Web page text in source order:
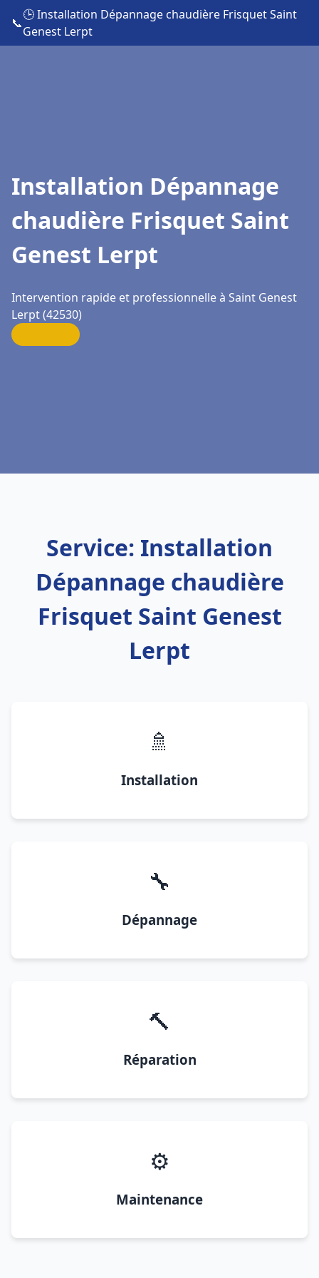
📞
🕒 Installation Dépannage chaudière Frisquet Saint
Genest Lerpt
Installation Dépannage
chaudière Frisquet Saint
Genest Lerpt
Intervention rapide et professionnelle à Saint Genest
Lerpt (42530)
Service: Installation
Dépannage chaudière
Frisquet Saint Genest
Lerpt
🚿
Installation
🔧
Dépannage
🔨
Réparation
⚙️
Maintenance